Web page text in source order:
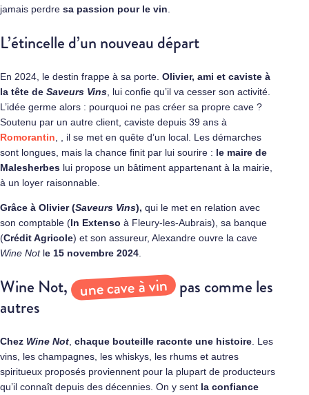
jamais perdre sa passion pour le vin
L’étincelle d’un nouveau départ
En 2024, le destin frappe à sa porte. Olivier, ami et caviste à
la tête de Saveurs Vins , lui confie qu’il va cesser son activité.
L’idée germe alors : pourquoi ne pas créer sa propre cave ?
Soutenu par un autre client, caviste depuis 39 ans à
Romorantin , , il se met en quête d’un local. Les démarches
sont longues, mais la chance finit par lui sourire : le maire de
Malesherbes lui propose un bâtiment appartenant à la mairie,
à un loyer raisonnable.
Grâce à Olivier (Saveurs Vins), qui le met en relation avec
son comptable (In Extenso à Fleury-les-Aubrais), sa banque
(Crédit Agricole) et son assureur, Alexandre ouvre la cave
Wine Notle 15 novembre 2024
Wine Not, une cave à vin pas comme les
autres
Chez Wine Not chaque bouteille raconte une histoire . Les
vins, les champagnes, les whiskys, les rhums et autres
spiritueux proposés proviennent pour la plupart de producteurs
qu’il connaît depuis des décennies. On y sent la confiance